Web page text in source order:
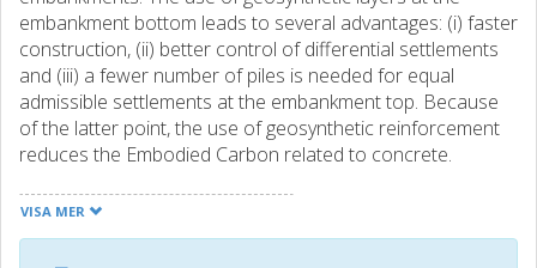
embankment bottom leads to several advantages: (i) faster
construction, (ii) better control of differential settlements
and (iii) a fewer number of piles is needed for equal
admissible settlements at the embankment top. Because
of the latter point, the use of geosynthetic reinforcement
reduces the Embodied Carbon related to concrete.
Geosynthetic-Reinforced and Pile-Supported
embankments do not allow to calculate settlements at the
VISA MER